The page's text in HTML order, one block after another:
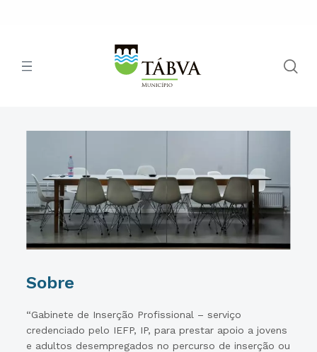
Sobre
“Gabinete de Inserção Profissional – serviço
credenciado pelo IEFP, IP, para prestar apoio a jovens
e adultos desempregados no percurso de inserção ou